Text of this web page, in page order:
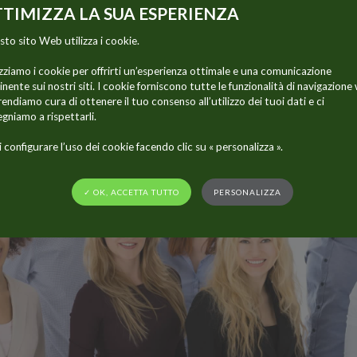
1.300 persone in tutto il mondo.
LA SUA ESPERIENZA
sito Web utilizza i cookie.
i cookie per offrirti un’esperienza ottimale e una comunicazione
sui nostri siti. I cookie forniscono tutte le funzionalità di navigazione
cura di ottenere il tuo consenso all’utilizzo dei tuoi dati e ci
a rispettarli.
configurare l’uso dei cookie facendo clic su « personalizza ».
✓ OK, ACCETTA TUTTO PERSONALIZZA